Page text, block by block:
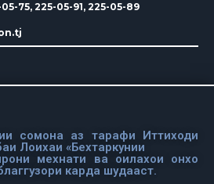
75, 225-05-91, 225-05-89
сомона аз тарафи Иттиходи
Лоихаи «Бехтаркунии
мехнати ва оилахои онхо
карда шудааст.